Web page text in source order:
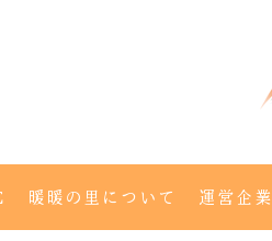
暖暖の里について 運営企業